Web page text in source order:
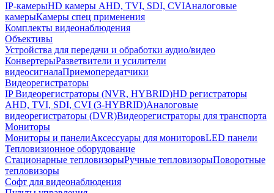
IP-камерыHD камеры AHD, TVI, SDI, CVIАналоговые
камерыКамеры спец применения
Комплекты видеонаблюдения
Объективы
Устройства для передачи и обработки аудио/видео
КонвертерыРазветвители и усилители
видеосигналаПриемопередатчики
Видеорегистраторы
IP Видеорегистраторы (NVR, HYBRID)HD регистраторы
AHD, TVI, SDI, CVI (3-HYBRID)Аналоговые
видеорегистраторы (DVR)Видеорегистраторы для транспорта
Мониторы
Мониторы и панелиАксессуары для мониторовLED панели
Тепловизионное оборудование
Стационарные тепловизорыРучные тепловизорыПоворотные
тепловизоры
Софт для видеонаблюдения